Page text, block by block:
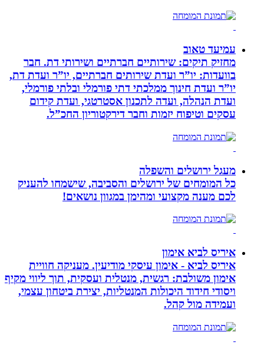
עמיעד טאוב
מחזיק תיקים: שירותיים חברתיים ושירותי דת. חבר
בוועדות: יו”ר ועדת שירותים חברתיים, יו”ר ועדת דת,
יו”ר ועדת חינוך ממלכתי דתי פורמלי ובלתי פורמלי,
ועדת הנהלה, ועדה לתכנון אסטרטגי, ועדת קידום
עסקים וטיפוח יזמות וחבר דירקטוריון החכ”ל.
מעגל ירושלים והשפלה
כל המומחים של ירושלים והסביבה, שישמחו להעניק
לכם מענה מקצועי ומהימן במגוון נושאים!
איריס לביא אימון
איריס לביא - אימון עיסקי מודיעין. מעניקה חוויית
אימון משולבת: רגשית, מנטלית ועסקית, תוך ליווי מקיף
ויסודי חידוד היכולות המנטליות, יצירת ביטחון עצמי,
ועמידה מול קהל.